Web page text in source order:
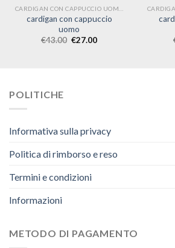
cardigan con cappuccio
uomo
€43.00 €27.00
POLITICHE
Informativa sulla privacy
Politica di rimborso e reso
Termini e condizioni
Informazioni
METODO DI PAGAMENTO